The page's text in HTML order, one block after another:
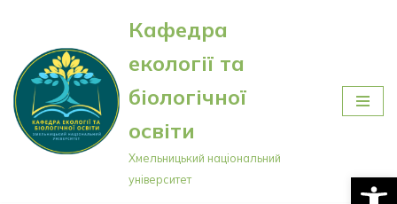
Перейти
до
вмісту
Кафедра
екології та
біологічної
освіти
Хмельницький національний
університет